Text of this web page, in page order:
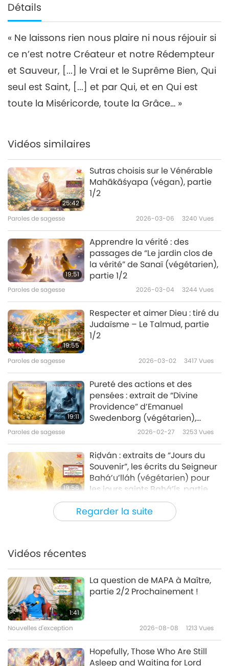
Détails
« Ne laissons rien nous plaire ni nous réjouir si
ce n’est notre Créateur et notre Rédempteur
et Sauveur, [...] le Vrai et le Suprême Bien, Qui
seul est Saint, [...] et par Qui, et en Qui est
toute la Miséricorde, toute la Grâce… »
Regarder la suite
Vidéos similaires
25:42
Sutras choisis sur le Vénérable
Mahākāśyapa (végan), partie
1/2
Paroles de sagesse 2026-03-06 3240 Vues
19:51
Apprendre la vérité : des
passages de “Le jardin clos de
la vérité” de Sanaï (végétarien),
partie 1/2
Paroles de sagesse 2026-03-04 3244 Vues
19:55
Respecter et aimer Dieu : tiré du
Judaïsme – Le Talmud, partie
1/2
Paroles de sagesse 2026-03-02 3417 Vues
19:11
Pureté des actions et des
pensées : extrait de “Divine
Providence” d’Emanuel
Swedenborg (végétarien),
Paroles de sagesse 2026-02-27 3253Vues
19:56
Riḍván : extraits de “Jours du
Souvenir”, les écrits du Seigneur
Bahá’u’lláh (végétarien) pour
les jours saints Bahá’ís, partie
1/2
Paroles de sagesse 2026-02-25
19:14
Cao Đài, partie 1/2
21:23
La sagesse de la Déesse
(végétarien), partie 1/2
Vidéos récentes
1:41
La question de MAPA à Maître,
partie 2/2 Prochainement !
Nouvelles d'exception 2026-08-08 1213Vues
Hopefully, Those Who Are Still
Asleep and Waiting for Lord